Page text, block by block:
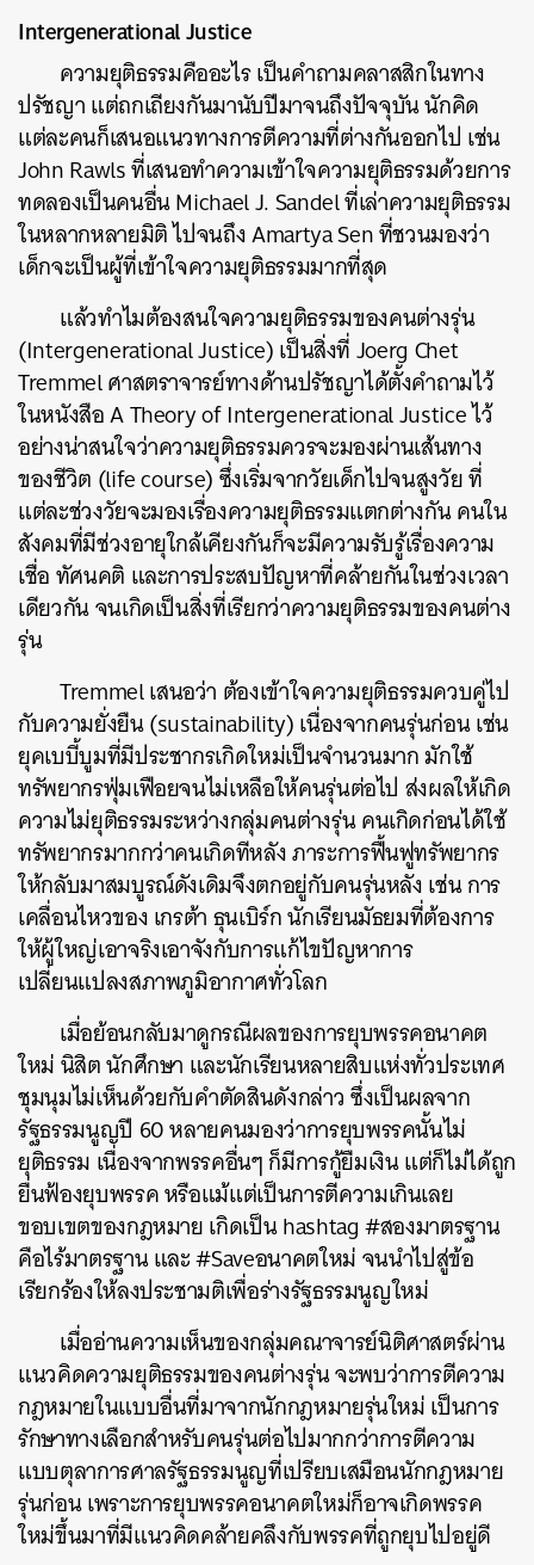
Intergenerational Justice
ความยุติธรรมคืออะไรเป็นคำถามคลาสสิกในทาง
ปรัชญาแต่ถกเถียงกันมานับปีมาจนถึงปัจจุบันนักคิด
แต่ละคนก็เสนอแนวทางการตีความที่ต่างกันออกไป เช่น
John Rawlsที่เสนอทำความเข้าใจความยุติธรรมด้วยการ
ทดลองเป็นคนอื่นMichael J. Sandelที่เล่าความยุติธรรม
ในหลากหลายมิติไปจนถึงAmartya Senที่ชวนมองว่า
เด็กจะเป็นผู้ที่เข้าใจความยุติธรรมมากที่สุด
แล้วทำไมต้องสนใจความยุติธรรมของคนต่างรุ่น
(Intergenerational Justice)เป็นสิ่งที่Joerg Chet
Tremmelศาสตราจารย์ทางด้านปรัชญาได้ตั้งคำถามไว้
ในหนังสือA Theory of Intergenerational Justiceไว้
อย่างน่าสนใจว่าความยุติธรรมควรจะมองผ่านเส้นทาง
ของชีวิต (life course)ซึ่งเริ่มจากวัยเด็กไปจนสูงวัยที่
แต่ละช่วงวัยจะมองเรื่องความยุติธรรมแตกต่างกันคนใน
สังคมที่มีช่วงอายุใกล้เคียงกันก็จะมีความรับรู้เรื่องความ
เชื่อทัศนคติ และการประสบปัญหาที่คล้ายกันในช่วงเวลา
เดียวกันจนเกิดเป็นสิ่งที่เรียกว่าความยุติธรรมของคนต่าง
รุ่น
Tremmelเสนอว่า ต้องเข้าใจความยุติธรรมควบคู่ไป
กับความยั่งยืน(sustainability)เนื่องจากคนรุ่นก่อนเช่น
ยุคเบบี้บูมที่มีประชากรเกิดใหม่เป็นจำนวนมากมักใช้
ทรัพยากรฟุ่มเฟือยจนไม่เหลือให้คนรุ่นต่อไป ส่งผลให้เกิด
ความไม่ยุติธรรมระหว่างกลุ่มคนต่างรุ่นคนเกิดก่อนได้ใช้
ทรัพยากรมากกว่าคนเกิดทีหลังภาระการฟื้นฟูทรัพยากร
ให้กลับมาสมบูรณ์ดังเดิมจึงตกอยู่กับคนรุ่นหลังเช่นการ
เคลื่อนไหวของเกรต้าธุนเบิร์กนักเรียนมัธยมที่ต้องการ
ให้ผู้ใหญ่เอาจริงเอาจังกับการแก้ไขปัญหาการ
เปลี่ยนแปลงสภาพภูมิอากาศทั่วโลก
เมื่อย้อนกลับมาดูกรณีผลของการยุบพรรคอนาคต
ใหม่นิสิตนักศึกษา และนักเรียนหลายสิบแห่งทั่วประเทศ
ชุมนุมไม่เห็นด้วยกับคำตัดสินดังกล่าวซึ่งเป็นผลจาก
รัฐธรรมนูญปี 60หลายคนมองว่าการยุบพรรคนั้นไม่
ยุติธรรม เนื่องจากพรรคอื่นๆก็มีการกู้ยืมเงินแต่ก็ไม่ได้ถูก
ยื่นฟ้องยุบพรรคหรือแม้แต่เป็นการตีความเกินเลย
ขอบเขตของกฎหมายเกิดเป็นhashtag #สองมาตรฐาน
คือไร้มาตรฐานและ#Saveอนาคตใหม่จนนำไปสู่ข้อ
เรียกร้องให้ลงประชามติเพื่อร่างรัฐธรรมนูญใหม่
เมื่ออ่านความเห็นของกลุ่มคณาจารย์นิติศาสตร์ผ่าน
แนวคิดความยุติธรรมของคนต่างรุ่นจะพบว่าการตีความ
กฎหมายในแบบอื่นที่มาจากนักกฎหมายรุ่นใหม่เป็นการ
รักษาทางเลือกสำหรับคนรุ่นต่อไปมากกว่าการตีความ
แบบตุลาการศาลรัฐธรรมนูญที่เปรียบเสมือนนักกฎหมาย
รุ่นก่อนเพราะการยุบพรรคอนาคตใหม่ก็อาจเกิดพรรค
ใหม่ขึ้นมาที่มีแนวคิดคล้ายคลึงกับพรรคที่ถูกยุบไปอยู่ดี